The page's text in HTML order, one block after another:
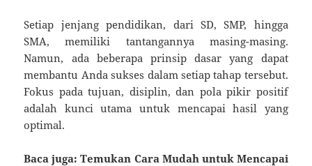
Setiap jenjang pendidikan, dari SD, SMP, hingga
SMA, memiliki tantangannya masing-masing.
Namun, ada beberapa prinsip dasar yang dapat
membantu Anda sukses dalam setiap tahap tersebut.
Fokus pada tujuan, disiplin, dan pola pikir positif
adalah kunci utama untuk mencapai hasil yang
optimal.
Baca juga: Temukan Cara Mudah untuk Mencapai